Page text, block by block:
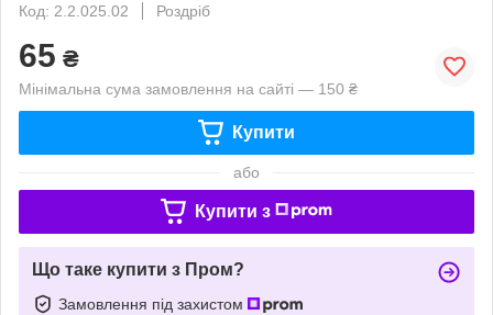
Код: 2.2.025.02
Роздріб
65 ₴
Мінімальна сума замовлення на сайті — 150 ₴
Купити
або
Купити з
Що таке купити з Пром?
Замовлення під захистом